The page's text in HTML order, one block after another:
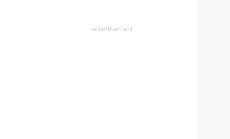
advertisement